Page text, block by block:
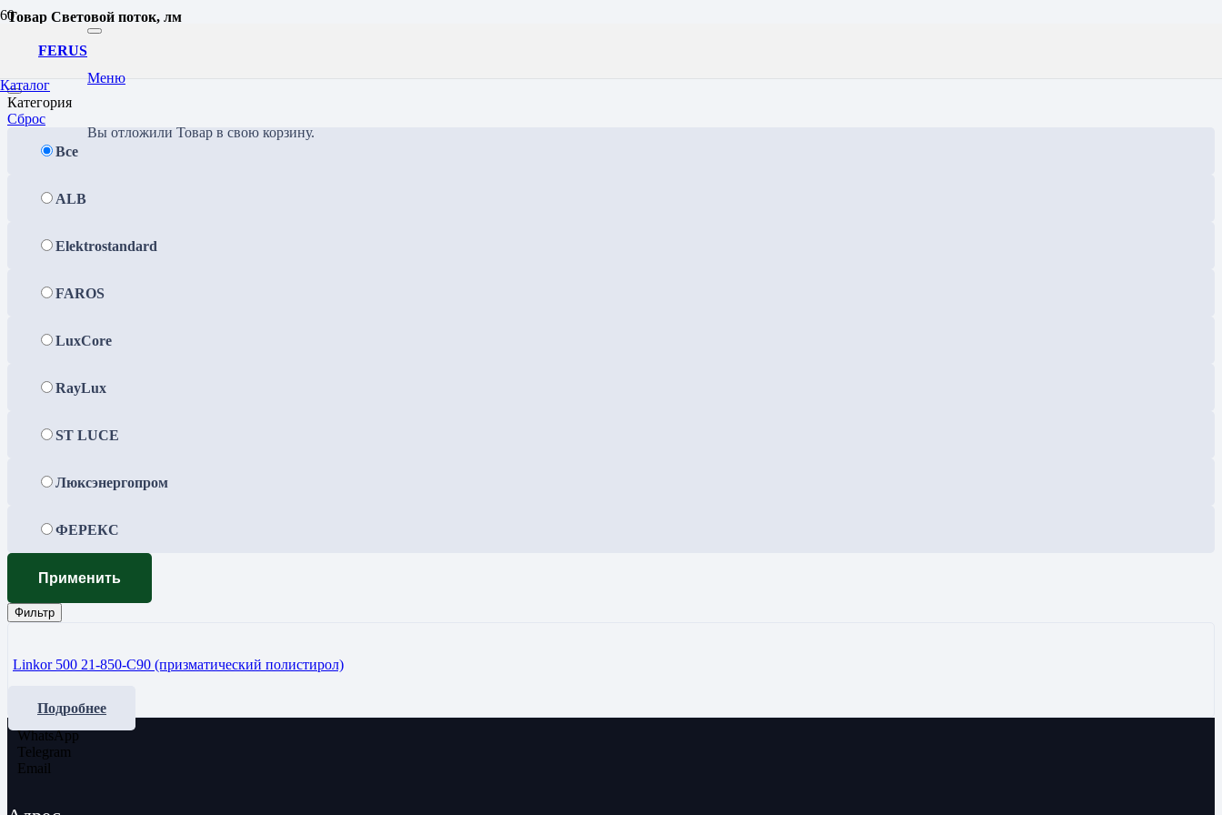
FERUS
Меню
Вы отложили Товар в свою корзину.
Каталог
Товар Световой поток, лм
Категория
Сброс
Все
ALB
Elektrostandard
FAROS
LuxCore
RayLux
ST LUCE
Люксэнергопром
ФЕРЕКС
Применить
Фильтр
Linkor 500 21-850-C90 (призматический полистирол)
Подробнее
WhatsApp
Telegram
Email